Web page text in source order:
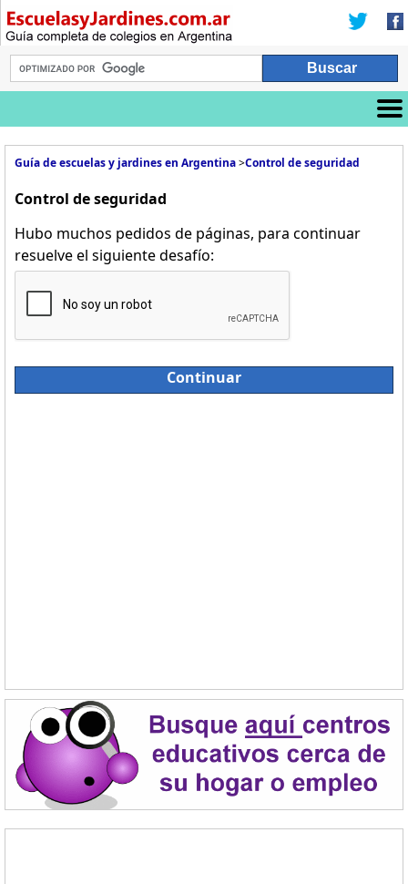
Guía de escuelas y jardines en Argentina>Control de seguridad
Control de seguridad
Hubo muchos pedidos de páginas, para continuar
resuelve el siguiente desafío:
Continuar